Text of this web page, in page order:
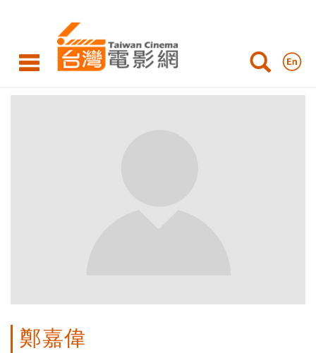
鄭嘉偉